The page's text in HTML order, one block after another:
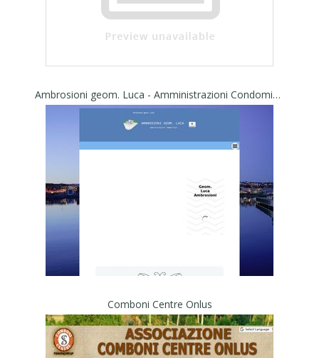
Ambrosioni geom. Luca - Amministrazioni Condominiali
Comboni Centre Onlus